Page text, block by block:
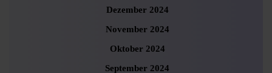
Dezember 2024
November 2024
Oktober 2024
September 2024